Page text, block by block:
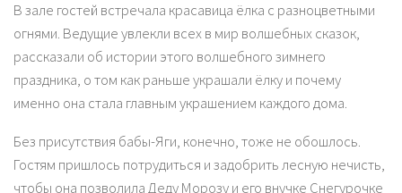
В зале гостей встречала красавица ёлка с разноцветными
огнями. Ведущие увлекли всех в мир волшебных сказок,
рассказали об истории этого волшебного зимнего
праздника, о том как раньше украшали ёлку и почему
именно она стала главным украшением каждого дома.
Без присутствия бабы-Яги, конечно, тоже не обошлось.
Гостям пришлось потрудиться и задобрить лесную нечисть,
чтобы она позволила Деду Морозу и его внучке Снегурочке